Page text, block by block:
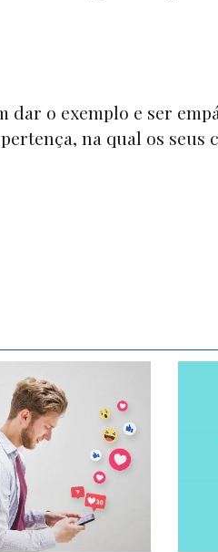
dar o exemplo e ser
na qual os seus